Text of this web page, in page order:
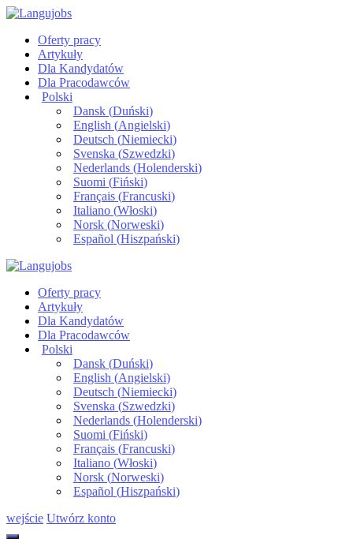
Oferty pracy
Artykuły
Dla Kandydatów
Dla Pracodawców
Polski
Dansk(Duński)
English (Angielski)
Deutsch (Niemiecki)
Svenska (Szwedzki)
Nederlands(Holenderski)
Suomi (Fiński)
Français(Francuski)
Italiano(Włoski)
Norsk(Norweski)
Español (Hiszpański)
Oferty pracy
Artykuły
Dla Kandydatów
Dla Pracodawców
Polski
Dansk(Duński)
English (Angielski)
Deutsch (Niemiecki)
Svenska (Szwedzki)
Nederlands(Holenderski)
Suomi (Fiński)
Français(Francuski)
Italiano(Włoski)
Norsk(Norweski)
Español (Hiszpański)
wejście Utwórz konto